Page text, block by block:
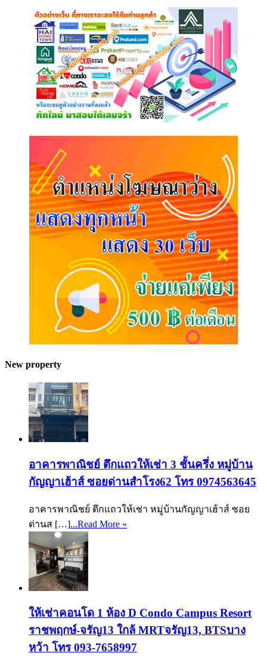
New property
อาคารพาณิชย์ ตึกแถวให้เช่า 3 ชั้นครึ่ง หมู่บ้าน
กัญญาเฮ้าส์ ซอยด่านสำโรง62 โทร 0974563645
อาคารพาณิชย์ ตึกแถวให้เช่า หมู่บ้านกัญญาเฮ้าส์ ซอย
ด่านส […]...Read More »
ให้เช่าคอนโด 1 ห้อง D Condo Campus Resort
ราชพฤกษ์-จรัญ13 ใกล้ MRTจรัญ13, BTSบาง
หว้า โทร 093-7658997